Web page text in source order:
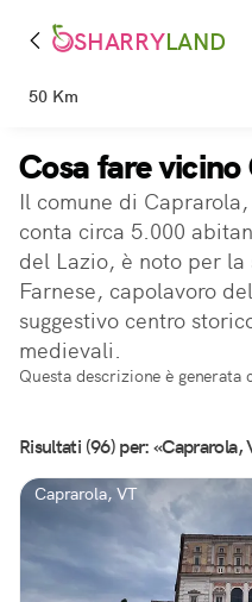
SHARRYLAND
50 Km
Cosa fare
Il comune di
conta circa 5.000
del Lazio, è noto per
Farnese, capolavoro
suggestivo centro
medievali.
Questa descrizione è generata
Risultati (96) per: «Caprarola,
Caprarola, VT